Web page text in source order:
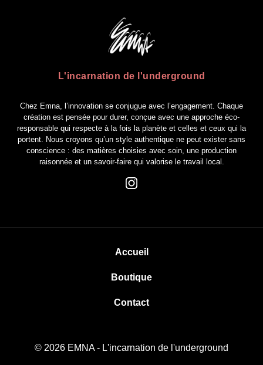
L'incarnation de l'underground
Chez Emna, l’innovation se conjugue avec l’engagement. Chaque
création est pensée pour durer, conçue avec une approche éco-
responsable qui respecte à la fois la planète et celles et ceux qui la
portent. Nous croyons qu’un style authentique ne peut exister sans
conscience : des matières choisies avec soin, une production
raisonnée et un savoir-faire qui valorise le travail local.
Accueil
Boutique
Contact
© 2026 EMNA- L'incarnation de l'underground